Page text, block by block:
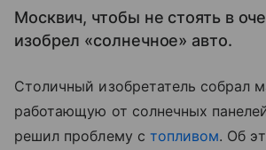
Москвич, чтобы не стоять в
изобрел «солнечное» авто.
Столичный изобретатель собрал
работающую от солнечных
решил проблему с топливом. Об